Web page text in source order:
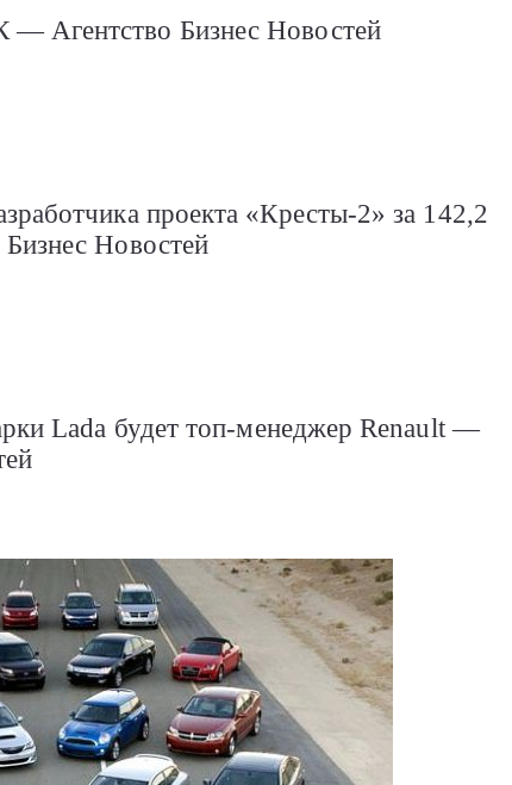
Агентство Бизнес Новостей
проекта «Кресты-2» за 142,2
Новостей
Lada будет топ-менеджер Renault —